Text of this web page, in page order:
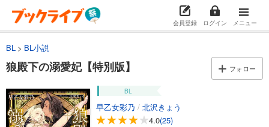
会員登録 ログイン メニュー
BL BL小説
狼殿下の溺愛妃【特別版】 フォロー
BL
早乙女彩乃 / 北沢きょう
4.0(25)